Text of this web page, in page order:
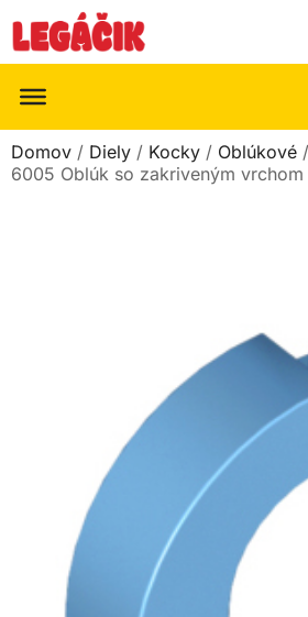
Domov / Diely / Kocky / Oblúkové
6005 Oblúk so zakriveným vrchom